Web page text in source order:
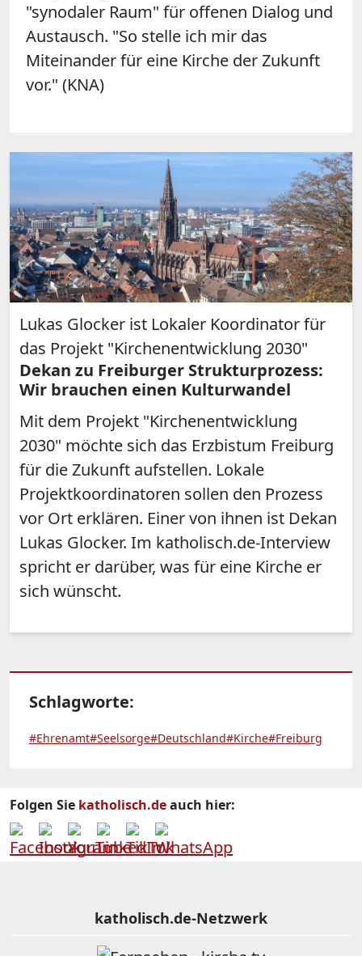
"synodaler Raum" für offenen Dialog und
Austausch. "So stelle ich mir das
Miteinander für eine Kirche der Zukunft
vor." (KNA)
Lukas Glocker ist Lokaler Koordinator für
das Projekt "Kirchenentwicklung 2030"
Dekan zu Freiburger Strukturprozess:
Wir brauchen einen Kulturwandel
Mit dem Projekt "Kirchenentwicklung
2030" möchte sich das Erzbistum Freiburg
für die Zukunft aufstellen. Lokale
Projektkoordinatoren sollen den Prozess
vor Ort erklären. Einer von ihnen ist Dekan
Lukas Glocker. Im katholisch.de-Interview
spricht er darüber, was für eine Kirche er
sich wünscht.
Schlagworte:
#Ehrenamt#Seelsorge#Deutschland#Kirche#Freiburg
Folgen Sie katholisch.deauch hier:
katholisch.de-Netzwerk